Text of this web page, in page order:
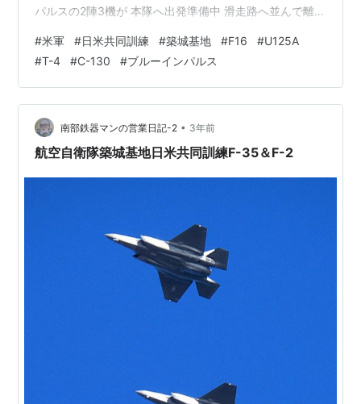
パルスの2陣3機が 本隊へ出発準備中 滑走路へ並んで離陸
と綺麗ですが・・！ 一斉に離陸・・・ 2機だけ撮影 高空
自衛隊のC-130が空港に着陸態勢 U125Aがタッチ＆ゴー
の訓練で 滑走路へ進入 天気が悪く 雨がポツポツ・・・
何度も・・ 何度も 何度も・・ タッチ＆ゴ～！ タッチが
出来ない様でした？ 11時半頃 沖縄の…
#米軍 #日米共同訓練 #築城基地 #F16 #U125A
#T-4 #C-130 #ブルーインパルス
南部鉄器マンの営業日記-2 • 3年前
航空自衛隊築城基地日米共同訓練F-35＆F-2